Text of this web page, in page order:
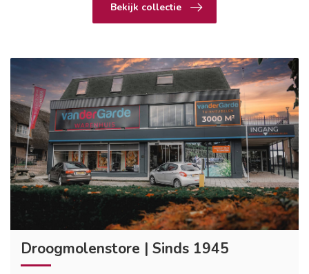
Bekijk collectie
Droogmolenstore | Sinds 1945